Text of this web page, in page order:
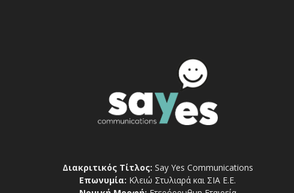
Διακριτικός Τίτλος: Say Yes Communications
Επωνυμία: Κλειώ Στυλιαρά και ΣΙΑ Ε.Ε.